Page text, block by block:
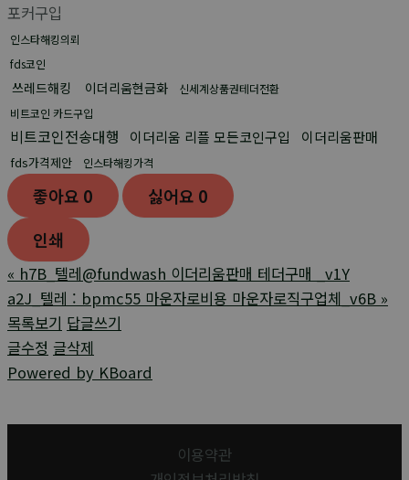
포커구입
인스타해킹의뢰
fds코인
쓰레드해킹 이더리움현금화
신세계상품권테더전환
비트코인 카드구입
비트코인전송대행 이더리움 리플 모든코인구입 이더리움판매
fds가격제안 인스타해킹가격
좋아요 0 싫어요 0
인쇄
« h7B_텔레@fundwash 이더리움판매 테더구매 _v1Y
a2J_텔레 : bpmc55 마운자로비용 마운자로직구업체_v6B »
목록보기 답글쓰기
글수정 글삭제
Powered by KBoard
이용약관